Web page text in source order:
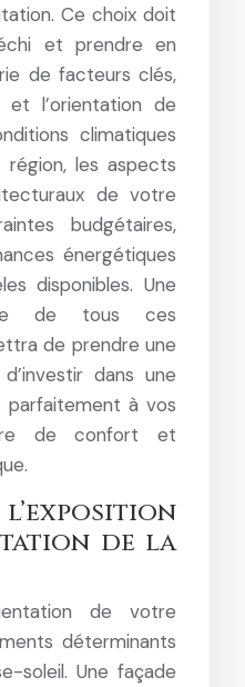
Ce choix doit
et prendre en
de facteurs clés,
et l’orientation de
climatiques
les aspects
de votre
budgétaires,
énergétiques
disponibles. Une
de tous ces
de prendre une
dans une
parfaitement à vos
de confort et
de la
de votre
déterminants
soleil. Une façade